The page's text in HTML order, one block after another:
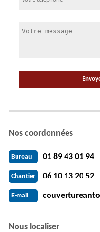
Nos coordonnées
Bureau 01 89 43 01 94
Chantier 06 10 13 20 52
E-mail
Nous localiser